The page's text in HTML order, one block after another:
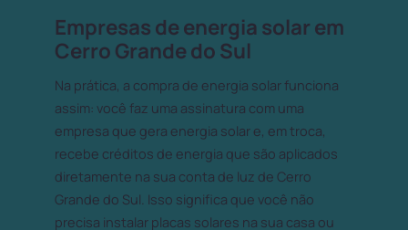
Empresas de energia solar em
Cerro Grande do Sul
Na prática, a compra de energia solar funciona
assim: você faz uma assinatura com uma
empresa que gera energia solar e, em troca,
recebe créditos de energia que são aplicados
diretamente na sua conta de luz de Cerro
Grande do Sul. Isso significa que você não
precisa instalar placas solares na sua casa ou